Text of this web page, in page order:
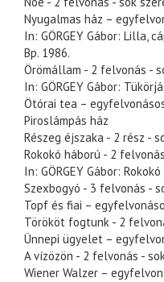
Nyugalmas ház –
In: GÖRGEY Gábor: Lilla,
Bp. 1986.
Örömállam - 2 felvonás -
In: GÖRGEY Gábor:
Ötórai tea –
Piroslámpás ház
Részeg éjszaka - 2 rész -
Rokokó háború - 2
In: GÖRGEY Gábor:
Szexbogyó - 3 felvonás -
Topf és fiai –
Törököt fogtunk - 2
Ünnepi ügyelet –
A vízözön - 2 felvonás -
Wiener Walzer –